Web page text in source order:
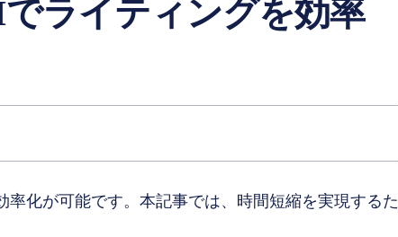
ライティングを効率
率化が可能です。本記事では、時間短縮を実現するた